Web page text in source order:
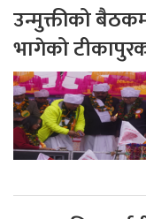
उन्मुक्तीको
भागेको